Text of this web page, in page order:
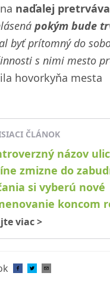
naďalej pretrváva
pokým bude
byť prítomný do
s nimi mesto
hovorkyňa mesta
ČLÁNOK
názov
zmizne do
si vyberú nové
koncom
viac>